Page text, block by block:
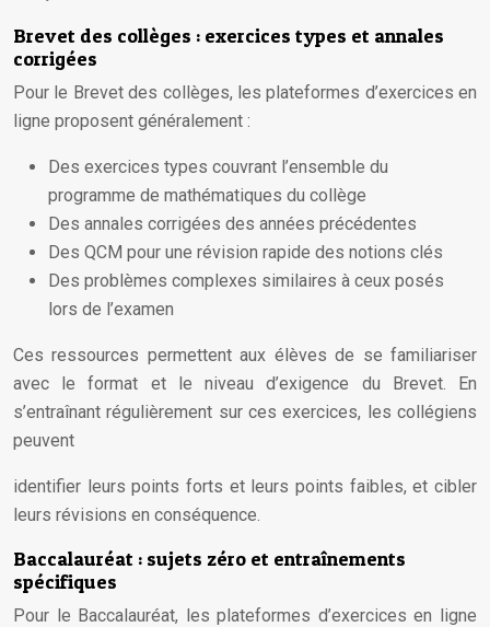
Brevet des collèges : exercices types et annales
corrigées
Pour le Brevet des collèges, les plateformes d’exercices en
ligne proposent généralement :
Des exercices types couvrant l’ensemble du
programme de mathématiques du collège
Des annales corrigées des années précédentes
Des QCM pour une révision rapide des notions clés
Des problèmes complexes similaires à ceux posés
lors de l’examen
Ces ressources permettent aux élèves de se familiariser
avec le format et le niveau d’exigence du Brevet. En
s’entraînant régulièrement sur ces exercices, les collégiens
peuvent
identifier leurs points forts et leurs points faibles, et cibler
leurs révisions en conséquence.
Baccalauréat : sujets zéro et entraînements
spécifiques
Pour le Baccalauréat, les plateformes d’exercices en ligne